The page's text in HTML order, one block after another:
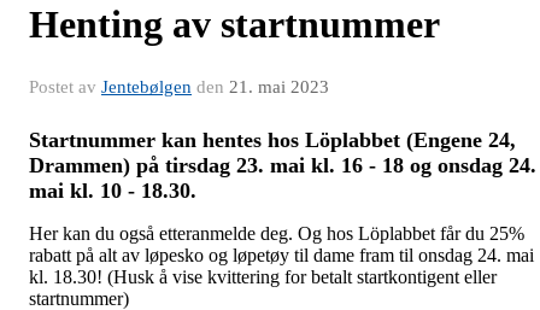
Henting av startnummer
Postet av Jentebølgen den 21. mai 2023
Startnummer kan hentes hos Löplabbet (Engene 24,
Drammen) på tirsdag 23. mai kl. 16 - 18 og onsdag 24.
mai kl. 10 - 18.30.
Her kan du også etteranmelde deg. Og hos Löplabbet får du 25%
rabatt på alt av løpesko og løpetøy til dame fram til onsdag 24. mai
kl. 18.30! (Husk å vise kvittering for betalt startkontigent eller
startnummer)